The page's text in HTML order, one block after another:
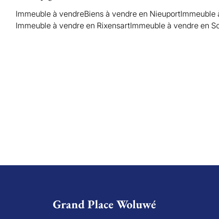
Immeuble à vendreBiens à vendre en NieuportImmeuble
Immeuble à vendre en RixensartImmeuble à vendre en
Grand Place Woluwé